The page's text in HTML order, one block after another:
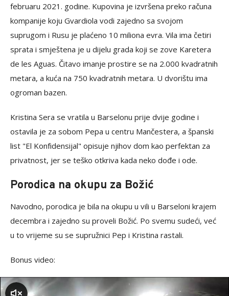
februaru 2021. godine. Kupovina je izvršena preko računa
kompanije koju Gvardiola vodi zajedno sa svojom
suprugom i Rusu je plaćeno 10 miliona evra. Vila ima četiri
sprata i smještena je u dijelu grada koji se zove Karetera
de les Aguas. Čitavo imanje prostire se na 2.000 kvadratnih
metara, a kuća na 750 kvadratnih metara. U dvorištu ima
ogroman bazen.
Kristina Sera se vratila u Barselonu prije dvije godine i
ostavila je za sobom Pepa u centru Mančestera, a španski
list "El Konfidensijal" opisuje njihov dom kao perfektan za
privatnost, jer se teško otkriva kada neko dođe i ode.
Porodica na okupu za Božić
Navodno, porodica je bila na okupu u vili u Barseloni krajem
decembra i zajedno su proveli Božić. Po svemu sudeći, već
u to vrijeme su se supružnici Pep i Kristina rastali.
Bonus video: